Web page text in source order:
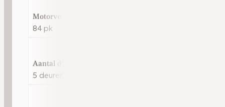
Motorvermogen
84 pk
Aantal deuren
5 deuren